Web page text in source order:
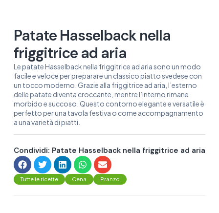
Patate Hasselback nella
friggitrice ad aria
Le patate Hasselback nella friggitrice ad aria sono un modo
facile e veloce per preparare un classico piatto svedese con
un tocco moderno. Grazie alla friggitrice ad aria, l’esterno
delle patate diventa croccante, mentre l’interno rimane
morbido e succoso. Questo contorno elegante e versatile è
perfetto per una tavola festiva o come accompagnamento
a una varietà di piatti.
Condividi: Patate Hasselback nella friggitrice ad aria
Tutte le ricette Cena Pranzo